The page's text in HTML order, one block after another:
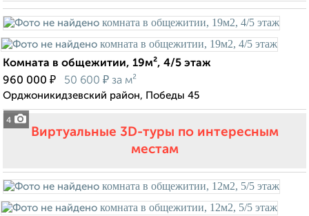
4
Комната в общежитии, 19м², 4/5 этаж
960 000 ₽ 50 600 ₽ за м²
Орджоникидзевский район, Победы 45
Виртуальные 3D-туры по интересным
местам